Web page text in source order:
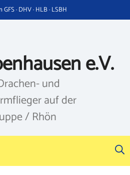
· DHV · HLB · LSBH
e.V.
und
auf der
/ Rhön